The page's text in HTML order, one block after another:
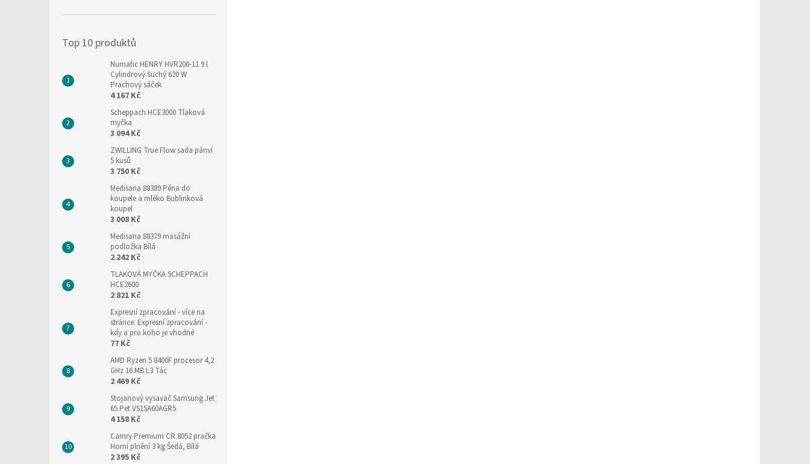
Top 10 produktů
Numatic HENRY HVR200-11 9 l
Cylindrový Suchý 620 W
Prachový sáček
4 167 Kč
Scheppach HCE3000 Tlaková
myčka
3 094 Kč
ZWILLING True Flow sada pánví
5 kusů
3 750 Kč
Medisana 88389 Pěna do
koupele a mléko Bublinková
koupel
3 008 Kč
Medisana 88379 masážní
podložka Bílá
2 242 Kč
TLAKOVÁ MYČKA SCHEPPACH
HCE2600
2 821 Kč
Expresní zpracování- více na
stránce: Expresní zpracování -
kdy a pro koho je vhodné
77 Kč
AMD Ryzen 5 8400F procesor 4,2
GHz 16 MB L3 Tác
2 469 Kč
Stojanový vysavač Samsung Jet
65 Pet VS15A60AGR5
4 158 Kč
Camry Premium CR 8052 pračka
Horní plnění 3 kg Šedá, Bílá
2 395 Kč